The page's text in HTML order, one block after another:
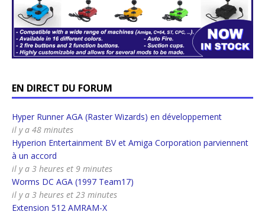
EN DIRECT DU FORUM
Hyper Runner AGA (Raster Wizards) en développement
il y a 48 minutes
Hyperion Entertainment BV et Amiga Corporation parviennent
à un accord
il y a 3 heures et 9 minutes
Worms DC AGA (1997 Team17)
il y a 3 heures et 23 minutes
Extension 512 AMRAM-X